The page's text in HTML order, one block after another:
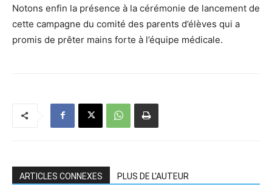
Notons enfin la présence à la cérémonie de lancement de
cette campagne du comité des parents d’élèves qui a
promis de prêter mains forte à l’équipe médicale.
ARTICLES CONNEXES PLUS DE L'AUTEUR